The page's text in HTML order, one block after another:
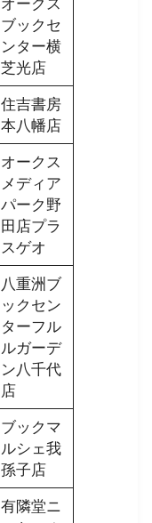
オークス
ブックセ
ンター横
芝光店
住吉書房
本八幡店
オークス
メディア
パーク野
田店プラ
スゲオ
八重洲ブ
ックセン
ターフル
ルガーデ
ン八千代
店
ブックマ
ルシェ我
孫子店
有隣堂ニ